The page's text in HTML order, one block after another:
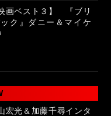
画ベスト３】 『ブリ
ク』ダニー＆マイケ
宏光＆加藤千尋インタ